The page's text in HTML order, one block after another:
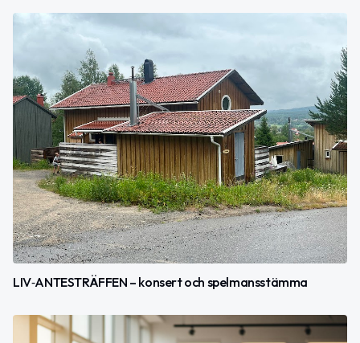
LIV‑ANTESTRÄFFEN – konsert och spelmansstämma